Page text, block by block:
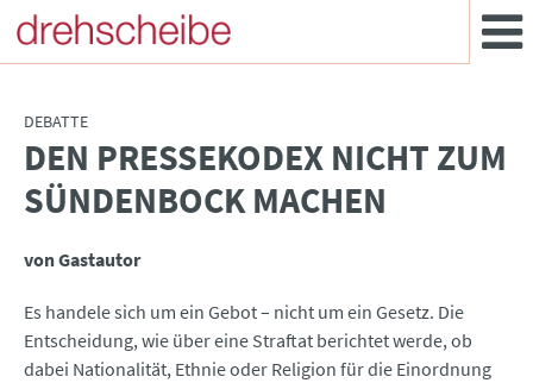
DEBATTE
:DEN PRESSEKODEX NICHT ZUM
SÜNDENBOCK MACHEN
von Gastautor
Es handele sich um ein Gebot – nicht um ein Gesetz. Die
Entscheidung, wie über eine Straftat berichtet werde, ob
dabei Nationalität, Ethnie oder Religion für die Einordnung